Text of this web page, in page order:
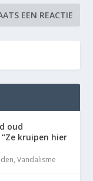
oud
kruipen hier
,Vandalisme